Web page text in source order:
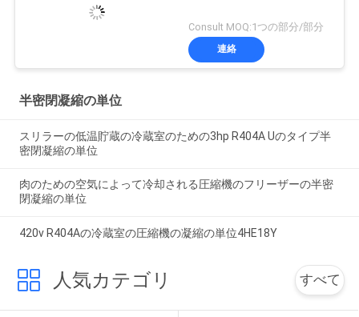
却冷却冷却冷却冷却冷却
冷却冷却冷却冷却冷却冷
却冷却冷却冷却冷却冷却
却冷却冷却冷却冷却冷却
冷却冷却冷却冷却冷却冷
冷却冷却冷却冷却冷却冷
却冷却冷却冷却冷却冷却
Consult MOQ:1つの部分/部分
連絡
半密閉凝縮の単位
スリラーの低温貯蔵の冷蔵室のための3hp R404A Uのタイプ半
密閉凝縮の単位
肉のための空気によって冷却される圧縮機のフリーザーの半密
閉凝縮の単位
420v R404Aの冷蔵室の圧縮機の凝縮の単位4HE18Y
人気カテゴリ すべて